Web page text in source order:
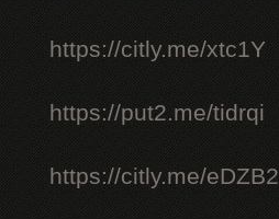
https://citly.me/xtc1Y
https://put2.me/tidrqi
https://citly.me/eDZB2